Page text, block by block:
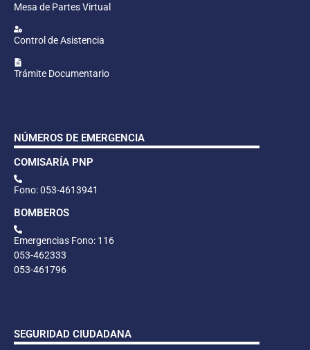
Mesa de Partes Virtual
Control de Asistencia
Trámite Documentario
NÚMEROS DE EMERGENCIA
COMISARÍA PNP
Fono: 053-4613941
BOMBEROS
Emergencias Fono: 116
053-462333
053-461796
SEGURIDAD CIUDADANA